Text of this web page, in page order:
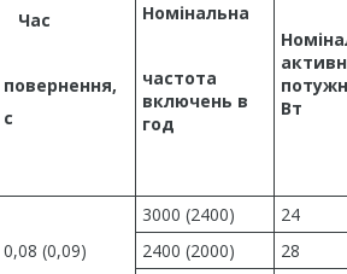
Час
повернення,
с
Номінальна
частота
включень в
год
Вт
0,08 (0,09)
3000 (2400)
24
2400 (2000)
28